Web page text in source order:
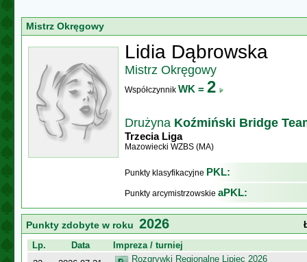
Mistrz Okręgowy
Lidia Dąbrowska
Mistrz Okręgowy
Współczynnik WK = 2
Drużyna Koźmiński Bridge
Trzecia Liga
Mazowiecki WZBS (MA)
Punkty klasyfikacyjne PKL:
Punkty arcymistrzowskie aPKL:
Punkty zdobyte w roku 2026
Lp.
Data
Impreza / turniej
Rozgrywki Regionalne Lipiec 2026